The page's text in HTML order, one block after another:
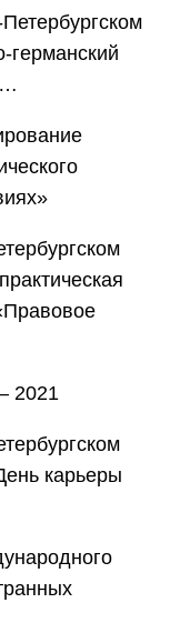
германский
…
2021
карьеры